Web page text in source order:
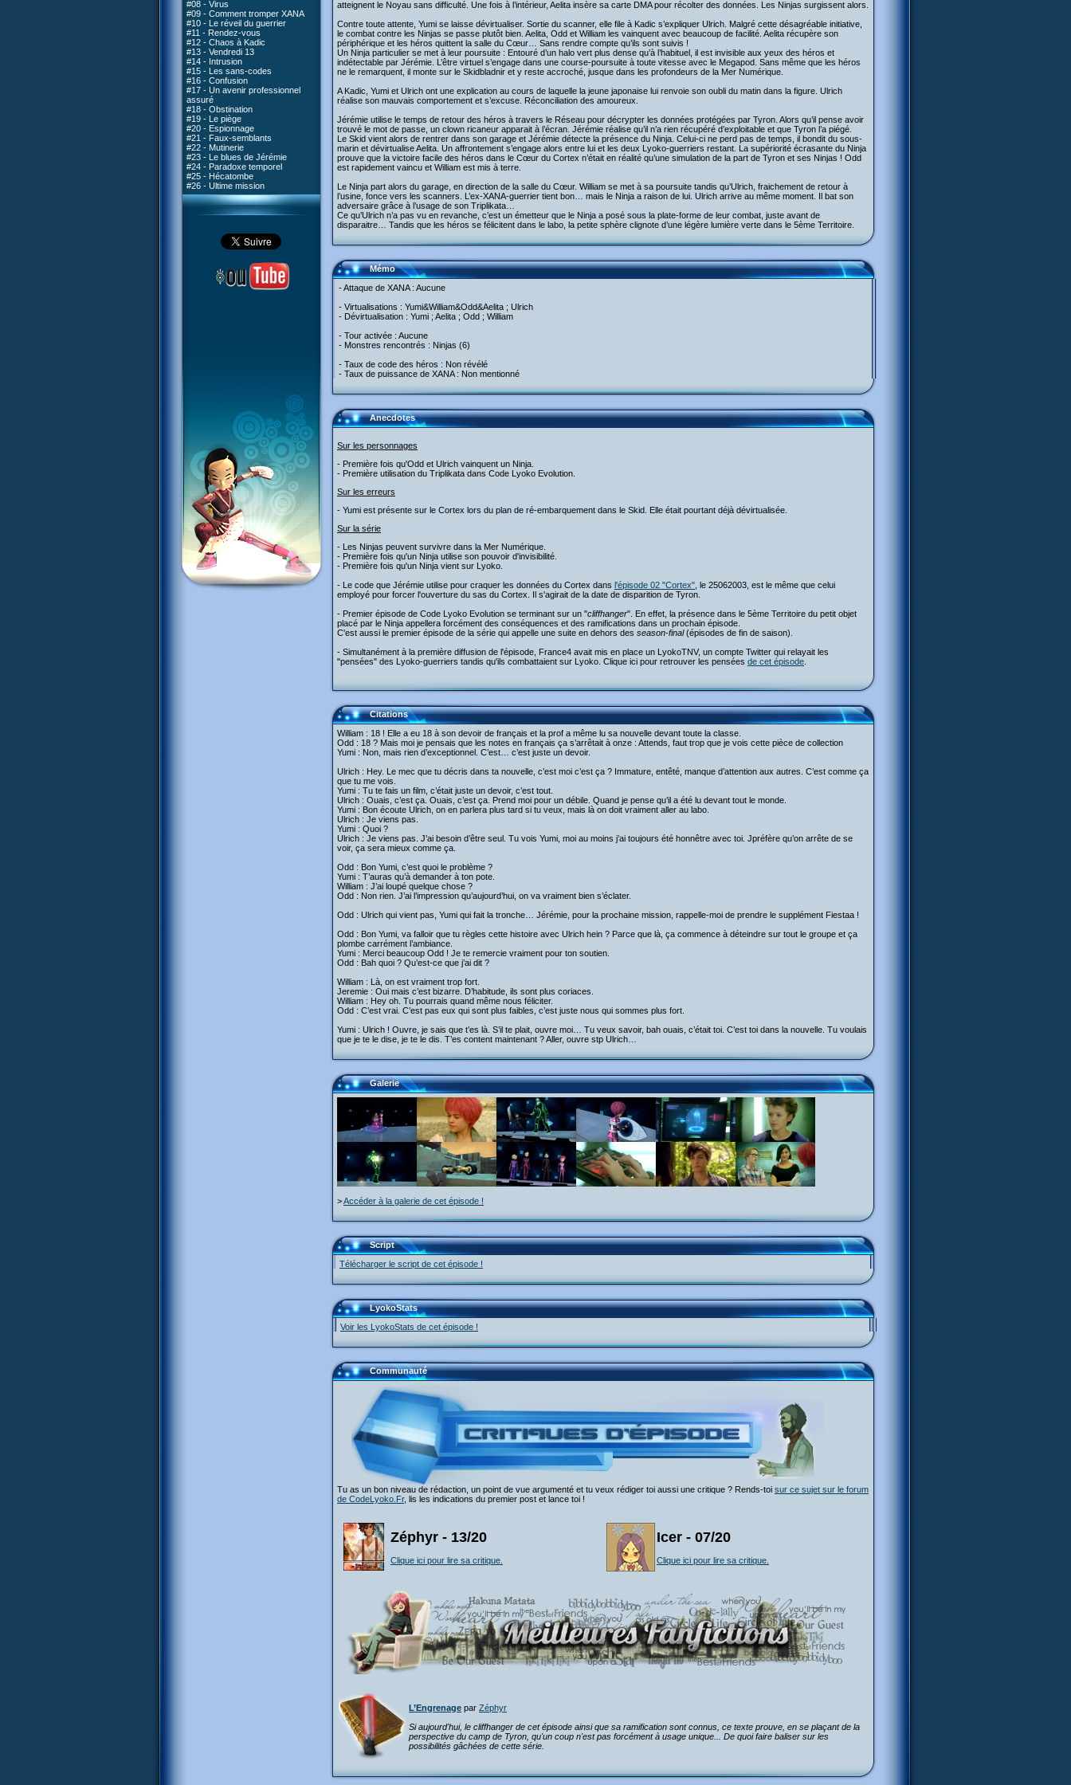
#08 - Virus
#09 - Comment tromper XANA
#10 - Le réveil du guerrier
#11 - Rendez-vous
#12 - Chaos à Kadic
#13 - Vendredi 13
#14 - Intrusion
#15 - Les sans-codes
#16 - Confusion
#17 - Un avenir professionnel
assuré
#18 - Obstination
#19 - Le piège
#20 - Espionnage
#21 - Faux-semblants
#22 - Mutinerie
#23 - Le blues de Jérémie
#24 - Paradoxe temporel
#25 - Hécatombe
#26 - Ultime mission
atteignent le Noyau sans difficulté. Une fois à l’intérieur, Aelita insère sa carte DMA pour récolter des données. Les Ninjas surgissent alors.
Contre toute attente, Yumi se laisse dévirtualiser. Sortie du scanner, elle file à Kadic s’expliquer Ulrich. Malgré cette désagréable initiative,
le combat contre les Ninjas se passe plutôt bien. Aelita, Odd et William les vainquent avec beaucoup de facilité. Aelita récupère son
périphérique et les héros quittent la salle du Cœur… Sans rendre compte qu’ils sont suivis !
Un Ninja particulier se met à leur poursuite : Entouré d’un halo vert plus dense qu’à l’habituel, il est invisible aux yeux des héros et
indétectable par Jérémie. L’être virtuel s’engage dans une course-poursuite à toute vitesse avec le Megapod. Sans même que les héros
ne le remarquent, il monte sur le Skidbladnir et y reste accroché, jusque dans les profondeurs de la Mer Numérique.
A Kadic, Yumi et Ulrich ont une explication au cours de laquelle la jeune japonaise lui renvoie son oubli du matin dans la figure. Ulrich
réalise son mauvais comportement et s’excuse. Réconciliation des amoureux.
Jérémie utilise le temps de retour des héros à travers le Réseau pour décrypter les données protégées par Tyron. Alors qu’il pense avoir
trouvé le mot de passe, un clown ricaneur apparait à l’écran. Jérémie réalise qu’il n’a rien récupéré d’exploitable et que Tyron l’a piégé.
Le Skid vient alors de rentrer dans son garage et Jérémie détecte la présence du Ninja. Celui-ci ne perd pas de temps, il bondit du sous-
marin et dévirtualise Aelita. Un affrontement s’engage alors entre lui et les deux Lyoko-guerriers restant. La supériorité écrasante du Ninja
prouve que la victoire facile des héros dans le Cœur du Cortex n’était en réalité qu’une simulation de la part de Tyron et ses Ninjas ! Odd
est rapidement vaincu et William est mis à terre.
Le Ninja part alors du garage, en direction de la salle du Cœur. William se met à sa poursuite tandis qu’Ulrich, fraichement de retour à
l’usine, fonce vers les scanners. L’ex-XANA-guerrier tient bon… mais le Ninja a raison de lui. Ulrich arrive au même moment. Il bat son
adversaire grâce à l’usage de son Triplikata…
Ce qu’Ulrich n’a pas vu en revanche, c’est un émetteur que le Ninja a posé sous la plate-forme de leur combat, juste avant de
disparaitre… Tandis que les héros se félicitent dans le labo, la petite sphère clignote d’une légère lumière verte dans le 5ème Territoire.
Mémo
- Attaque de XANA : Aucune
- Virtualisations : Yumi&William&Odd&Aelita ; Ulrich
- Dévirtualisation : Yumi ; Aelita ; Odd ; William
- Tour activée : Aucune
- Monstres rencontrés : Ninjas (6)
- Taux de code des héros : Non révélé
- Taux de puissance de XANA : Non mentionné
Anecdotes
Sur les personnages
- Première fois qu'Odd et Ulrich vainquent un Ninja.
- Première utilisation du Triplikata dans Code Lyoko Evolution.
Sur les erreurs
- Yumi est présente sur le Cortex lors du plan de ré-embarquement dans le Skid. Elle était pourtant déjà dévirtualisée.
Sur la série
- Les Ninjas peuvent survivre dans la Mer Numérique.
- Première fois qu'un Ninja utilise son pouvoir d'invisibilité.
- Première fois qu'un Ninja vient sur Lyoko.
- Le code que Jérémie utilise pour craquer les données du Cortex dans l'épisode 02 "Cortex" , le 25062003, est le même que celui
employé pour forcer l'ouverture du sas du Cortex. Il s'agirait de la date de disparition de Tyron.
- Premier épisode de Code Lyoko Evolution se terminant sur un "cliffhanger". En effet, la présence dans le 5ème Territoire du petit objet
placé par le Ninja appellera forcément des conséquences et des ramifications dans un prochain épisode.
C'est aussi le premier épisode de la série qui appelle une suite en dehors des season-final(épisodes de fin de saison).
- Simultanément à la première diffusion de l'épisode, France4 avait mis en place un LyokoTNV, un compte Twitter qui relayait les
"pensées" des Lyoko-guerriers tandis qu'ils combattaient sur Lyoko. Clique ici pour retrouver les pensées de cet épisode
Citations
William : 18 ! Elle a eu 18 à son devoir de français et la prof a même lu sa nouvelle devant toute la classe.
Odd : 18 ? Mais moi je pensais que les notes en français ça s’arrêtait à onze : Attends, faut trop que je vois cette pièce de collection
Yumi : Non, mais rien d’exceptionnel. C’est… c’est juste un devoir.
Ulrich : Hey. Le mec que tu décris dans ta nouvelle, c’est moi c’est ça ? Immature, entêté, manque d’attention aux autres. C’est comme ça
que tu me vois.
Yumi : Tu te fais un film, c’était juste un devoir, c’est tout.
Ulrich : Ouais, c’est ça. Ouais, c’est ça. Prend moi pour un débile. Quand je pense qu’il a été lu devant tout le monde.
Yumi : Bon écoute Ulrich, on en parlera plus tard si tu veux, mais là on doit vraiment aller au labo.
Ulrich : Je viens pas.
Yumi : Quoi ?
Ulrich : Je viens pas. J’ai besoin d’être seul. Tu vois Yumi, moi au moins j’ai toujours été honnêtre avec toi. Jpréfère qu’on arrête de se
voir, ça sera mieux comme ça.
Odd : Bon Yumi, c’est quoi le problème ?
Yumi : T’auras qu’à demander à ton pote.
William : J’ai loupé quelque chose ?
Odd : Non rien. J’ai l’impression qu’aujourd’hui, on va vraiment bien s’éclater.
Odd : Ulrich qui vient pas, Yumi qui fait la tronche… Jérémie, pour la prochaine mission, rappelle-moi de prendre le supplément Fiestaa !
Odd : Bon Yumi, va falloir que tu règles cette histoire avec Ulrich hein ? Parce que là, ça commence à déteindre sur tout le groupe et ça
plombe carrément l’ambiance.
Yumi : Merci beaucoup Odd ! Je te remercie vraiment pour ton soutien.
Odd : Bah quoi ? Qu’est-ce que j’ai dit ?
William : Là, on est vraiment trop fort.
Jeremie : Oui mais c’est bizarre. D’habitude, ils sont plus coriaces.
William : Hey oh. Tu pourrais quand même nous féliciter.
Odd : C’est vrai. C’est pas eux qui sont plus faibles, c’est juste nous qui sommes plus fort.
Yumi : Ulrich ! Ouvre, je sais que t’es là. S’il te plait, ouvre moi… Tu veux savoir, bah ouais, c’était toi. C’est toi dans la nouvelle. Tu voulais
que je te le dise, je te le dis. T’es content maintenant ? Aller, ouvre stp Ulrich…
Galerie
>Accéder à la galerie de cet épisode !
Script
Télécharger le script de cet épisode !
LyokoStats
Voir les LyokoStats de cet épisode !
Communauté
Tu as un bon niveau de rédaction, un point de vue argumenté et tu veux rédiger toi aussi une critique ? Rends-toi sur ce sujet sur le forum
de CodeLyoko.Fr, lis les indications du premier post et lance toi !
Zéphyr - 13/20
Clique ici pour lire sa critique.
Icer - 07/20
Clique ici pour lire sa critique.
L’Engrenage par Zéphyr
Si aujourd'hui, le cliffhanger de cet épisode ainsi que sa ramification sont connus, ce texte prouve, en se plaçant de la
perspective du camp de Tyron, qu'un coup n'est pas forcément à usage unique... De quoi faire baliser sur les
possibilités gâchées de cette série.